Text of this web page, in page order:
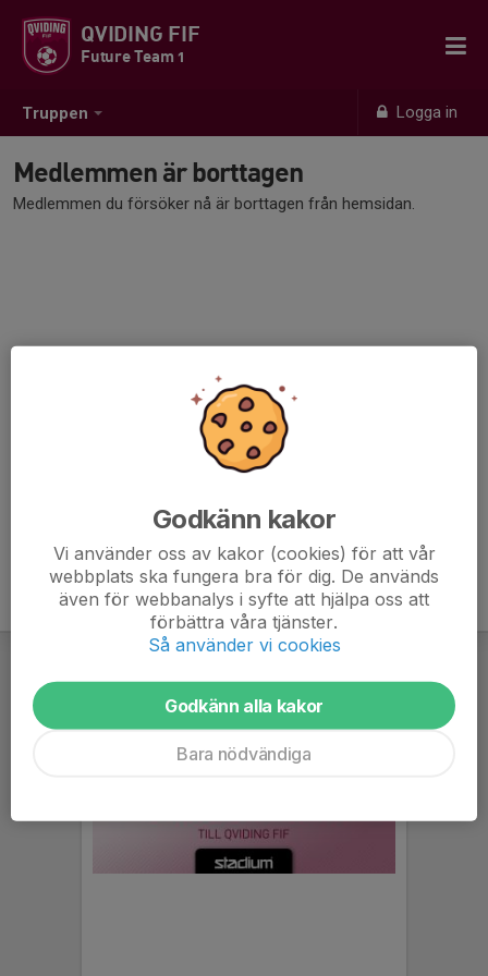
Truppen Logga in
QVIDING FIF
Future Team 1
Medlemmen är borttagen
Medlemmen du försöker nå är borttagen från hemsidan.
Godkänn kakor
Vi använder oss av kakor (cookies) för att vår
webbplats ska fungera bra för dig. De används
även för webbanalys i syfte att hjälpa oss att
förbättra våra tjänster.
Så använder vi cookies
Godkänn alla kakor
Bara nödvändiga